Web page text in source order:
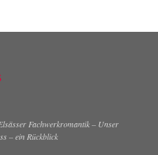
Fachwerkromantik – Unser
– ein Rückblick